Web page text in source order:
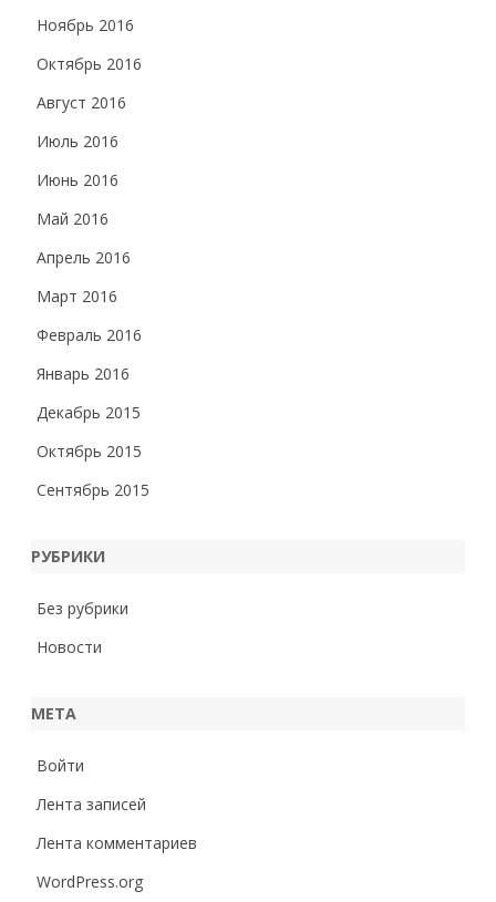
Ноябрь 2016
Октябрь 2016
Август 2016
Июль 2016
Июнь 2016
Май 2016
Апрель 2016
Март 2016
Февраль 2016
Январь 2016
Декабрь 2015
Октябрь 2015
Сентябрь 2015
РУБРИКИ
Без рубрики
Новости
МЕТА
Войти
Лента записей
Лента комментариев
WordPress.org